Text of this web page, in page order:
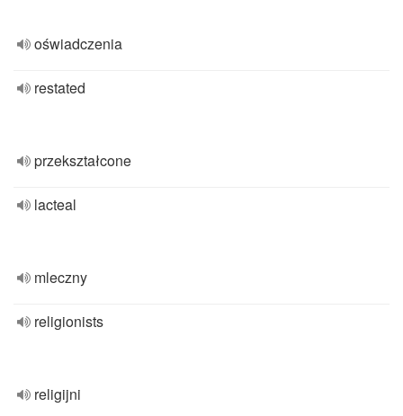
oświadczenia
restated
przekształcone
lacteal
mleczny
religionists
religijni